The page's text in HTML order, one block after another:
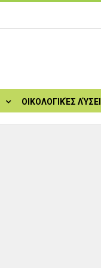
ΟΙΚΟΛΟΓΙΚΈΣ